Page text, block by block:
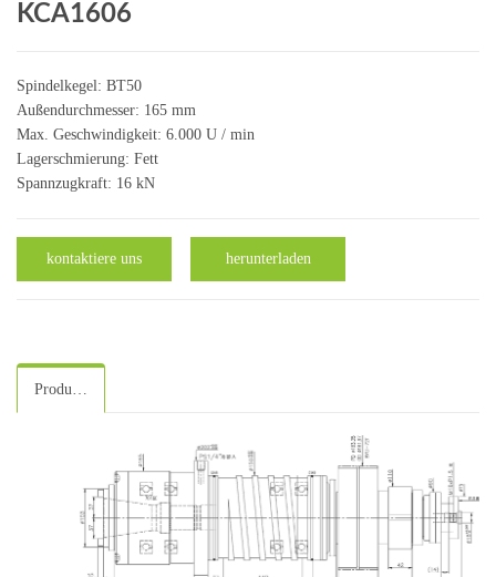
KCA1606
Spindelkegel: BT50
Außendurchmesser: 165 mm
Max. Geschwindigkeit: 6.000 U / min
Lagerschmierung: Fett
Spannzugkraft: 16 kN
kontaktiere uns herunterladen
Produktspezifikation